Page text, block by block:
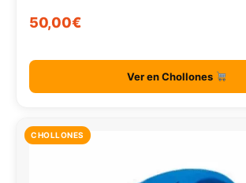
50,00€
Ver en Chollones
CHOLLONES